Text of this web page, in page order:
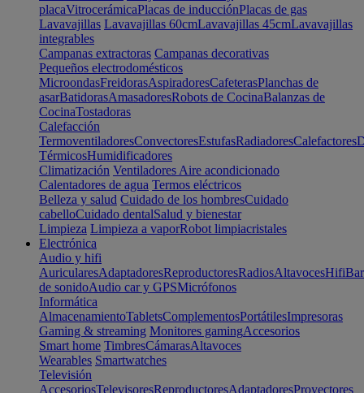
placaVitrocerámicaPlacas de inducciónPlacas de gas
Lavavajillas Lavavajillas 60cmLavavajillas 45cmLavavajillas
integrables
Campanas extractoras Campanas decorativas
Pequeños electrodomésticos
MicroondasFreidorasAspiradoresCafeterasPlanchas de
asarBatidorasAmasadoresRobots de CocinaBalanzas de
CocinaTostadoras
Calefacción
TermoventiladoresConvectoresEstufasRadiadoresCalefactores
TérmicosHumidificadores
Climatización Ventiladores Aire acondicionado
Calentadores de agua Termos eléctricos
Belleza y salud Cuidado de los hombresCuidado
cabelloCuidado dentalSalud y bienestar
Limpieza Limpieza a vaporRobot limpiacristales
Electrónica
Audio y hifi
AuricularesAdaptadoresReproductoresRadiosAltavocesHifi
de sonidoAudio car y GPSMicrófonos
Informática
AlmacenamientoTabletsComplementosPortátilesImpresoras
Gaming & streaming Monitores gamingAccesorios
Smart home TimbresCámarasAltavoces
Wearables Smartwatches
Televisión
AccesoriosTelevisoresReproductoresAdaptadoresProyectores